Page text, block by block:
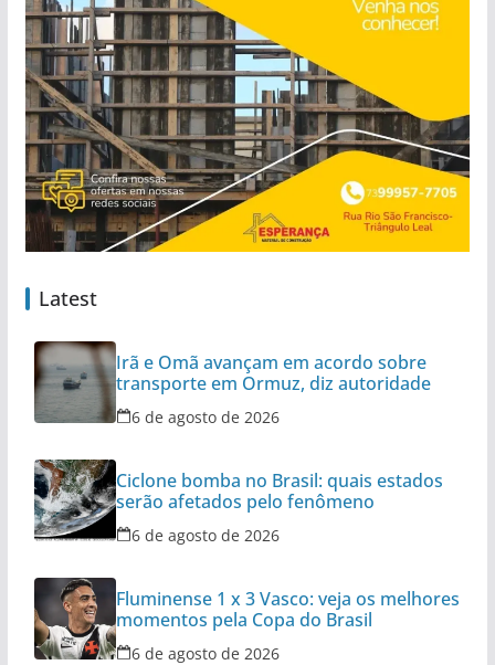
Latest
Irã e Omã avançam em acordo sobre
transporte em Ormuz, diz autoridade
6 de agosto de 2026
Ciclone bomba no Brasil: quais estados
serão afetados pelo fenômeno
6 de agosto de 2026
Fluminense 1 x 3 Vasco: veja os melhores
momentos pela Copa do Brasil
6 de agosto de 2026